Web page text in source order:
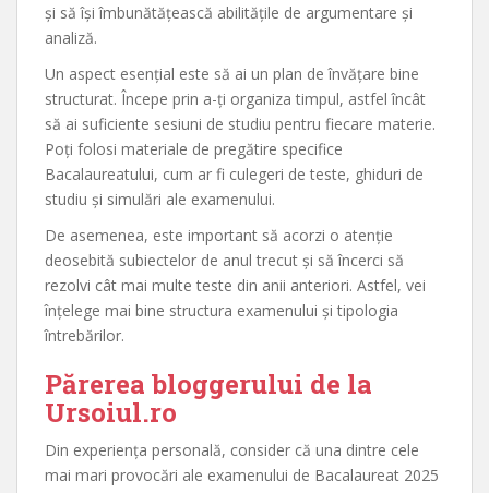
și să își îmbunătățească abilitățile de argumentare și
analiză.
Un aspect esențial este să ai un plan de învățare bine
structurat. Începe prin a-ți organiza timpul, astfel încât
să ai suficiente sesiuni de studiu pentru fiecare materie.
Poți folosi materiale de pregătire specifice
Bacalaureatului, cum ar fi culegeri de teste, ghiduri de
studiu și simulări ale examenului.
De asemenea, este important să acorzi o atenție
deosebită subiectelor de anul trecut și să încerci să
rezolvi cât mai multe teste din anii anteriori. Astfel, vei
înțelege mai bine structura examenului și tipologia
întrebărilor.
Părerea bloggerului de la
Ursoiul.ro
Din experiența personală, consider că una dintre cele
mai mari provocări ale examenului de Bacalaureat 2025